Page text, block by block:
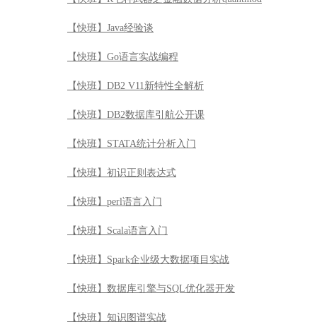
【快班】Java经验谈
【快班】Go语言实战编程
【快班】DB2 V11新特性全解析
【快班】DB2数据库引航公开课
【快班】STATA统计分析入门
【快班】初识正则表达式
【快班】perl语言入门
【快班】Scala语言入门
【快班】Spark企业级大数据项目实战
【快班】数据库引擎与SQL优化器开发
【快班】知识图谱实战